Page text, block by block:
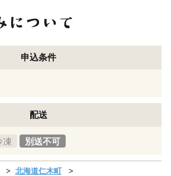
申込条件
配送
凍 別送不可
北海道仁木町